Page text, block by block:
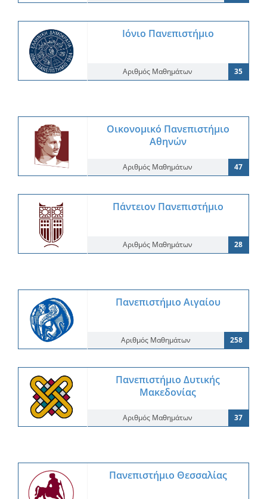
Ιόνιο Πανεπιστήμιο
Αριθμός Μαθημάτων 35
Οικονομικό Πανεπιστήμιο
Αθηνών
Αριθμός Μαθημάτων 47
Πάντειον Πανεπιστήμιο
Αριθμός Μαθημάτων 28
Πανεπιστήμιο Αιγαίου
Αριθμός Μαθημάτων 258
Πανεπιστήμιο Δυτικής
Μακεδονίας
Αριθμός Μαθημάτων 37
Πανεπιστήμιο Θεσσαλίας